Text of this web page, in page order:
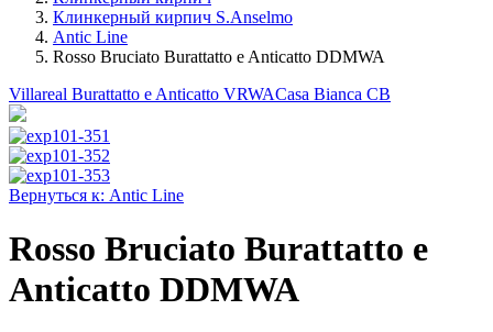
Клинкерный кирпич S.Anselmo
Antic Line
Rosso Bruciato Burattatto e Anticatto DDMWA
Villareal Burattatto e Anticatto VRWACasa Bianca CB
Вернуться к: Antic Line
Rosso Bruciato Burattatto e
Anticatto DDMWA